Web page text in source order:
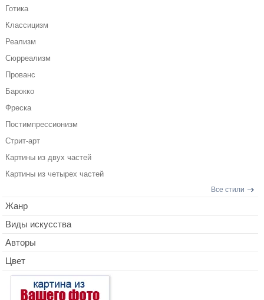
Готика
Классицизм
Реализм
Сюрреализм
Прованс
Барокко
Фреска
Постимпрессионизм
Стрит-арт
Картины из двух частей
Картины из четырех частей
Все стили
Жанр
Виды искусства
Авторы
Цвет